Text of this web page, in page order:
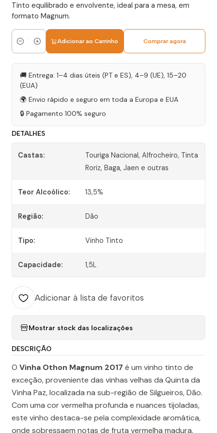
Tinto equilibrado e envolvente, ideal para a mesa, em
formato Magnum.
Quantidade
Adicionar ao Carrinho Comprar agora
🚚 Entrega: 1–4 dias úteis (PT e ES), 4–9 (UE), 15–20
(EUA)
🌍 Envio rápido e seguro em toda a Europa e EUA
🔒 Pagamento 100% seguro
DETALHES
Castas:
Touriga Nacional, Alfrocheiro, Tinta
Roriz, Baga, Jaen e outras
Teor Alcoólico: 13,5%
Região: Dão
Tipo: Vinho Tinto
Capacidade: 1,5L
Adicionar à lista de favoritos
Mostrar stock das localizações
DESCRIÇÃO
O Vinha Othon Magnum 2017 é um vinho tinto de
exceção, proveniente das vinhas velhas da Quinta da
Vinha Paz, localizada na sub-região de Silgueiros, Dão.
Com uma cor vermelha profunda e nuances tijoladas,
este vinho destaca-se pela complexidade aromática,
onde sobressaem notas de fruta vermelha madura,